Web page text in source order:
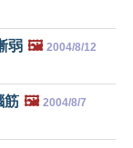
弱 🖼️ 2004/8/12
筋 🖼️ 2004/8/7